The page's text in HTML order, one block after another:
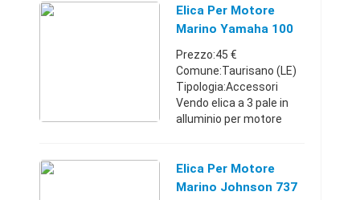
CONDIZIONI, SOLO DA
SMERIGLIARE LE SEDI
spedizi ...
Elica Per Motore
Marino Yamaha 100
Hp
Prezzo:45 €
Comune:Taurisano (LE)
Tipologia:Accessori
Vendo elica a 3 pale in
alluminio per motore
condizioni come da foto.
Vendo secondo la
Elica Per Motore
Marino Johnson 737